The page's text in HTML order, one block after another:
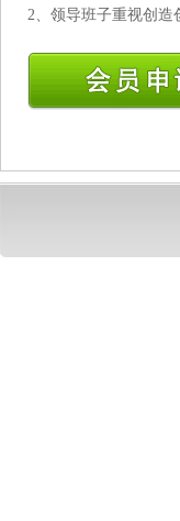
2、领导班子重视创造